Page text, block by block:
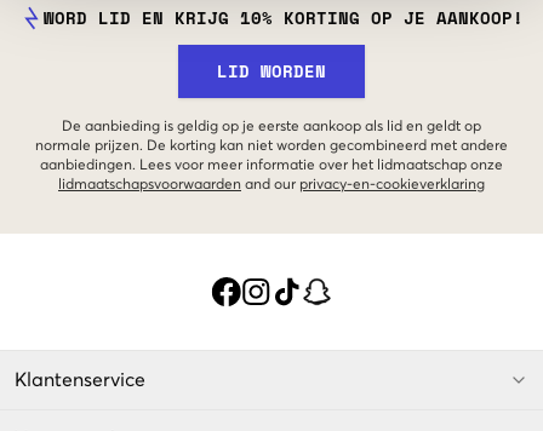
WORD LID EN KRIJG 10% KORTING OP JE AANKOOP!
LID WORDEN
De aanbieding is geldig op je eerste aankoop als lid en geldt op
normale prijzen. De korting kan niet worden gecombineerd met andere
aanbiedingen. Lees voor meer informatie over het lidmaatschap onze
lidmaatschapsvoorwaarden and our privacy-en-cookieverklaring
Klantenservice